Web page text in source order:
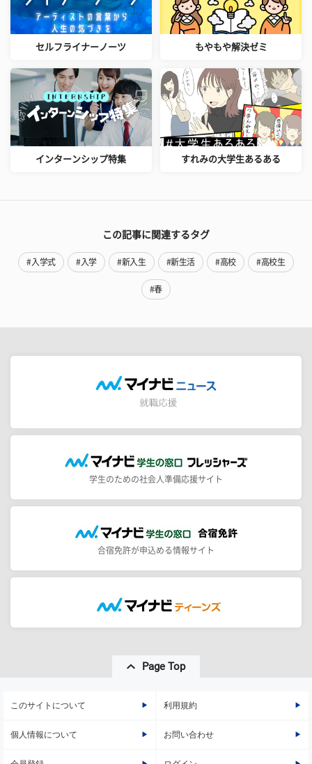
セルフライナーノーツ もやもや解決ゼミ
インターンシップ特集 すれみの大学生あるある
この記事に関連するタグ
#入学式 #入学 #新入生 #新生活 #高校 #高校生
#春
学生のための社会人準備応援サイト
合宿免許が申込める情報サイト
Page Top
このサイトについて 利用規約
個人情報について お問い合わせ